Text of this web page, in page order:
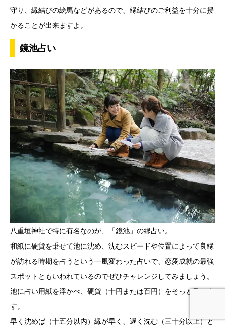
守り、縁結びの絵馬などがあるので、縁結びのご利益を十分に授
かることが出来ますよ。
鏡池占い
八重垣神社で特に有名なのが、「鏡池」の縁占い。
和紙に硬貨を乗せて池に沈め、沈むスピードや位置によって良縁
が訪れる時期を占うという一風変わった占いで、恋愛成就の最強
スポットともいわれているのでぜひチャレンジしてみましょう。
池に占い用紙を浮かべ、硬貨（十円または百円）をそっと乗せま
す。
早く沈めば（十五分以内）縁が早く、遅く沈む（三十分以上）と